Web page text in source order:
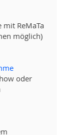
mit ReMaTa
möglich)
oder